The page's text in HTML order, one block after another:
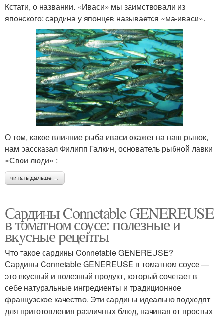
Кстати, о названии. «Иваси» мы заимствовали из
японского: сардина у японцев называется «ма-иваси».
О том, какое влияние рыба иваси окажет на наш рынок,
нам рассказал Филипп Галкин, основатель рыбной лавки
«Свои люди» :
читать дальше →
Сардины Connetable GENEREUSE
в томатном соусе: полезные и
вкусные рецепты
Что такое сардины Connetable GENEREUSE?
Сардины Connetable GENEREUSE в томатном соусе —
это вкусный и полезный продукт, который сочетает в
себе натуральные ингредиенты и традиционное
французское качество. Эти сардины идеально подходят
для приготовления различных блюд, начиная от простых